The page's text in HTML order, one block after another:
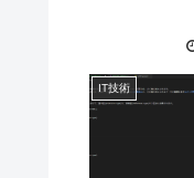
の方はこれ以
IT技術